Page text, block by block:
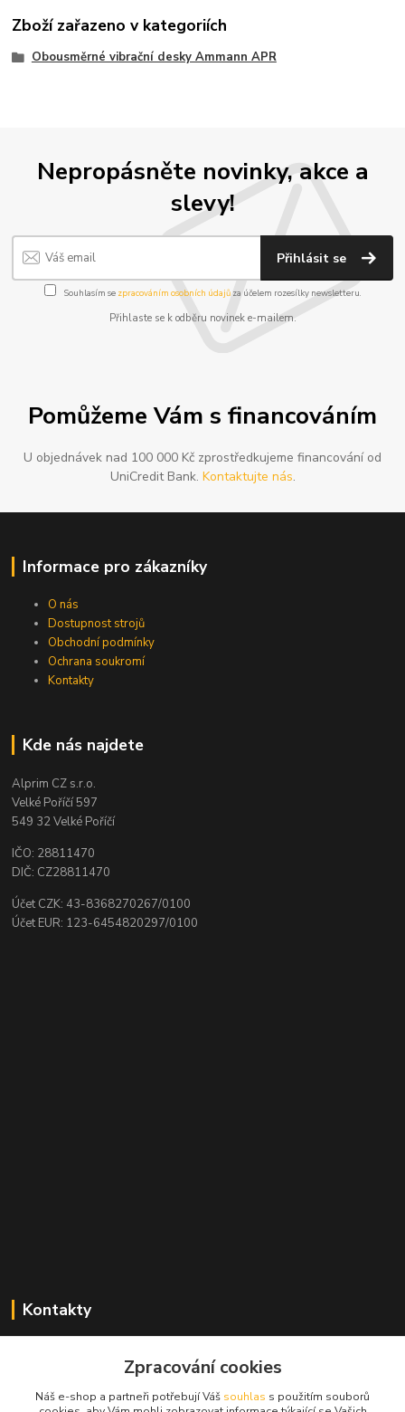
Zboží zařazeno v kategoriích
Obousměrné vibrační desky Ammann APR
Nepropásněte novinky, akce a
slevy!
Přihlásit se
Souhlasím se zpracováním osobních údajůza účelem rozesílky newsletteru.
Přihlaste se k odběru novinek e-mailem.
Pomůžeme Vám s financováním
U objednávek nad 100 000 Kč zprostředkujeme financování od
UniCredit Bank. Kontaktujte nás.
Informace pro zákazníky
O nás
Dostupnost strojů
Obchodní podmínky
Ochrana soukromí
Kontakty
Kde nás najdete
Alprim CZ s.r.o.
Velké Poříčí 597
549 32 Velké Poříčí
IČO: 28811470
DIČ: CZ28811470
Účet CZK: 43-8368270267/0100
Účet EUR: 123-6454820297/0100
Kontakty
+420 724 134 431
Zpracování cookies
Náš e-shop a partneři potřebují Váš souhlas s použitím souborů